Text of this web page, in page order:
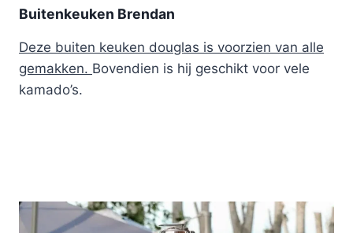
Buitenkeuken Brendan
Deze buiten keuken douglas is voorzien van alle
gemakken. Bovendien is hij geschikt voor vele
kamado’s.